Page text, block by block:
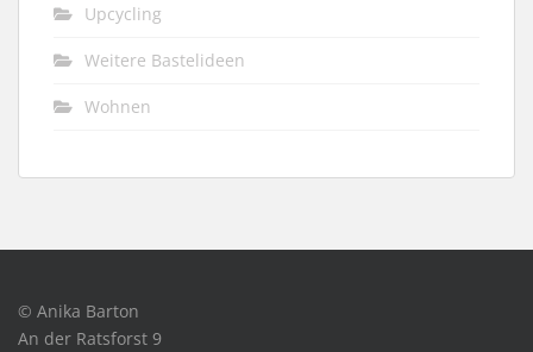
Upcycling
Weitere Bastelideen
Wohnen
© Anika Barton
An der Ratsforst 9